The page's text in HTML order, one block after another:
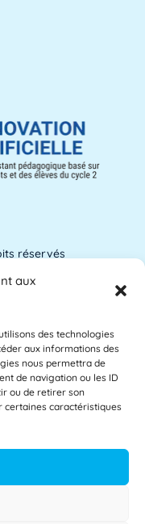
aux
des technologies
aux informations des
nous permettra de
de navigation ou les ID
ou de retirer son
certaines caractéristiques
peuvent
nationale
comme base
l'Éducation
réservés